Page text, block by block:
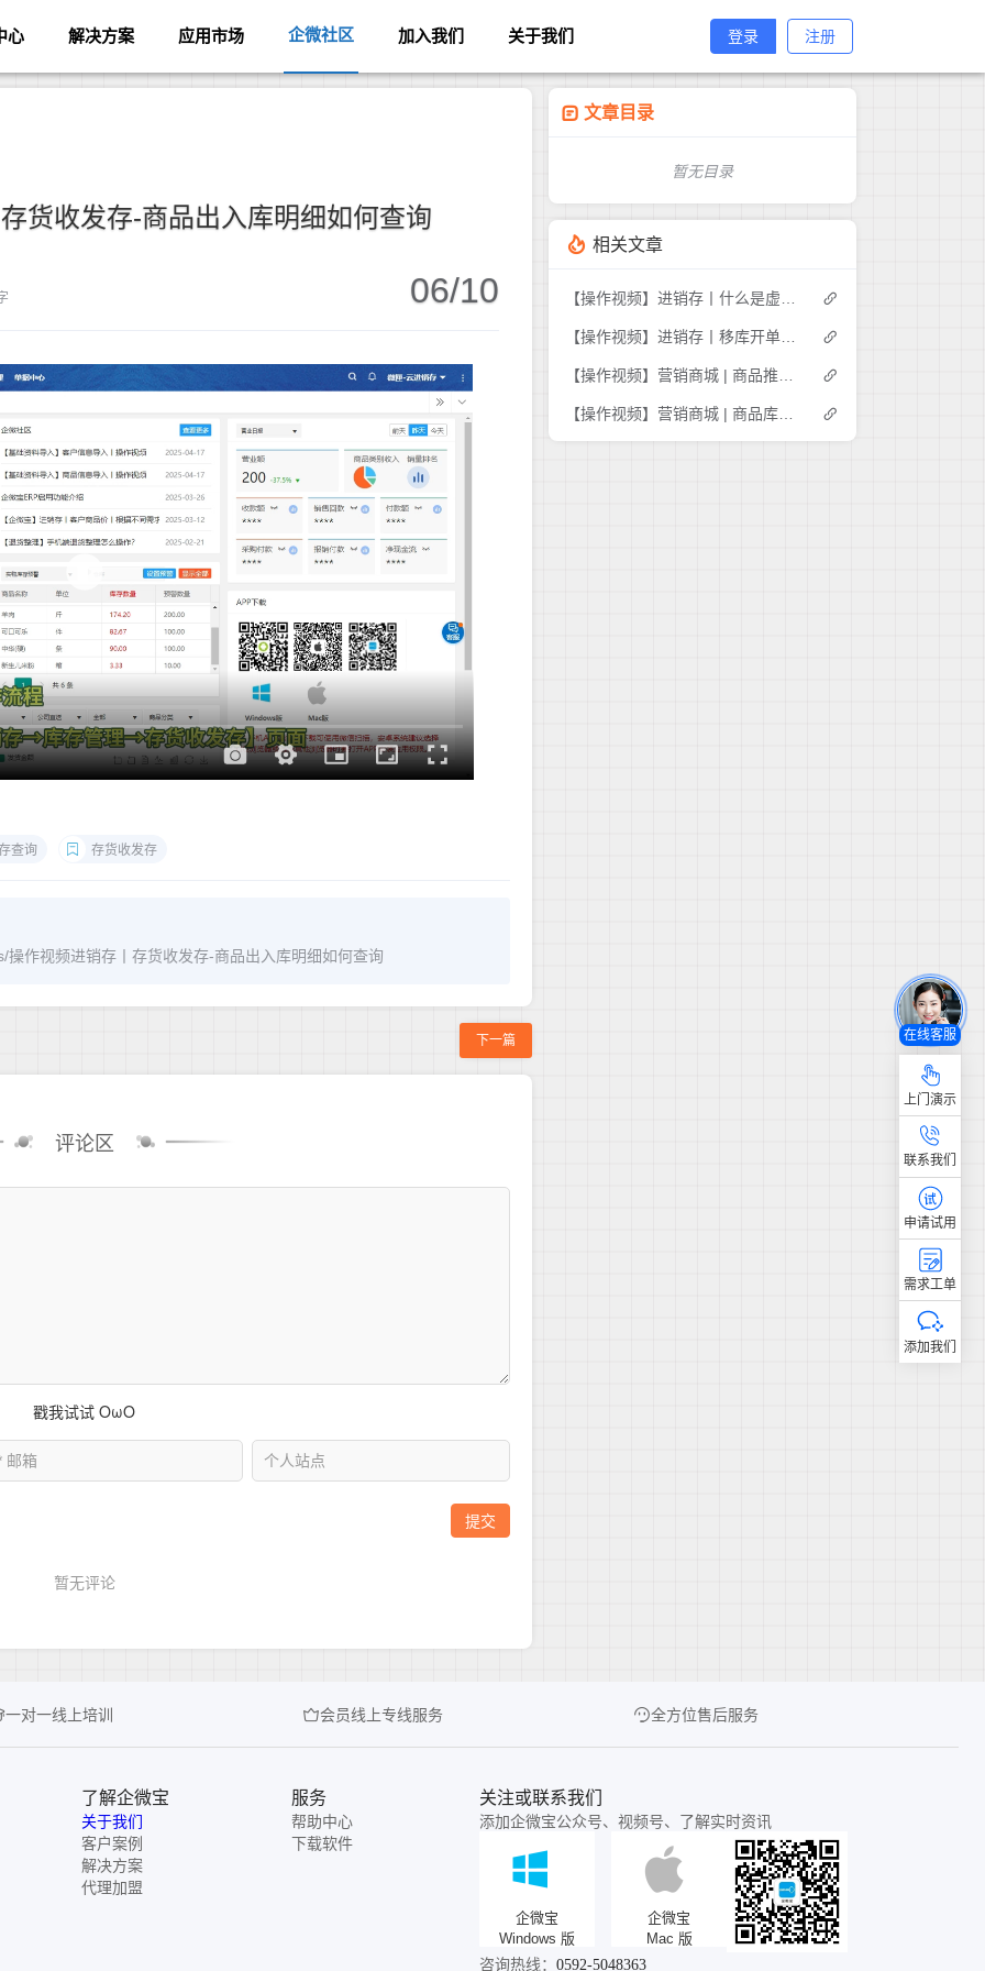
心 解决方案 应用市场 企微社区 加入我们 关于我们 登录 注册
货收发存-商品出入库明细如何查询
06/10
查询 存货收发存
作视频进销存丨存货收发存-商品出入库明细如何查询
下一篇
评论区
文章目录
暂无目录
相关文章
一对一线上培训 会员线上专线服务 全方位售后服务
了解企微宝
关于我们
客户案例
解决方案
代理加盟
服务
帮助中心
下载软件
关注或联系我们
添加企微宝公众号、视频号、了解实时资讯
企微宝
Windows 版
企微宝
Mac 版
咨询热线：0592-5048363
在线客服
上门演示
联系我们
申请试用
需求工单
添加我们